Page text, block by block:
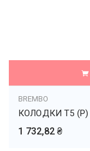
BREMBO
КОЛОДКИ T5 (P)
1 732,82 ₴